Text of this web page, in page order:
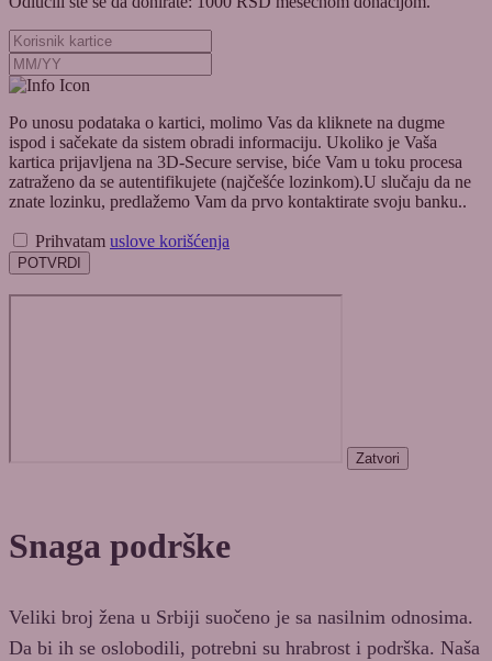
Po unosu podataka o kartici, molimo Vas da kliknete na dugme
ispod i sačekate da sistem obradi informaciju. Ukoliko je Vaša
kartica prijavljena na 3D-Secure servise, biće Vam u toku procesa
zatraženo da se autentifikujete (najčešće lozinkom).U slučaju da ne
znate lozinku, predlažemo Vam da prvo kontaktirate svoju banku..
Prihvatam uslove korišćenja
POTVRDI
Zatvori
Snaga podrške
Veliki broj žena u Srbiji suočeno je sa nasilnim odnosima.
Da bi ih se oslobodili, potrebni su hrabrost i podrška. Naša